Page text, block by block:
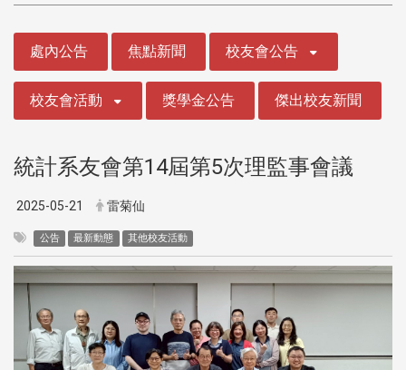
處內公告 焦點新聞 校友會公告
校友會活動 獎學金公告 傑出校友新聞
統計系友會第14屆第5次理監事會議
2025-05-21 雷菊仙
公告 最新動態 其他校友活動